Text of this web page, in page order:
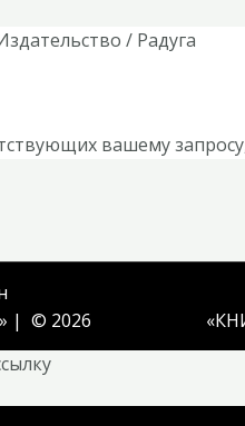
/ Радуга
вашему
| © 2026
«